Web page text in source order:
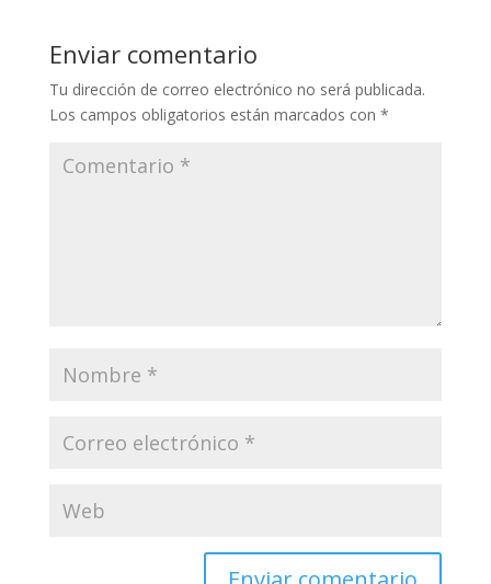
Enviar comentario
Tu dirección de correo electrónico no será publicada.
Los campos obligatorios están marcados con *